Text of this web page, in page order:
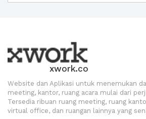
xwork.co
Website dan Aplikasi untuk menemukan
meeting, kantor, ruang acara mulai dari
Tersedia ribuan ruang meeting, ruang
virtual office, dan ruangan lainnya yang